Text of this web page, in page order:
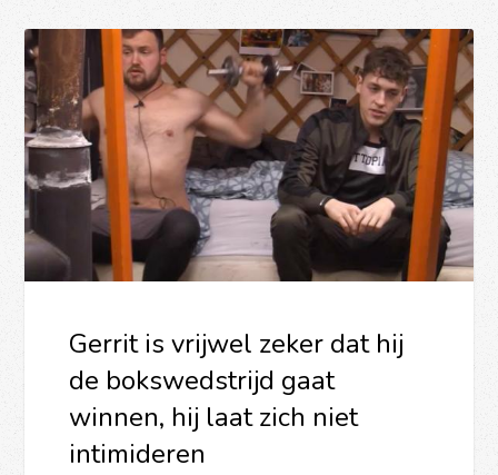
Gerrit is vrijwel zeker dat hij
de bokswedstrijd gaat
winnen, hij laat zich niet
intimideren